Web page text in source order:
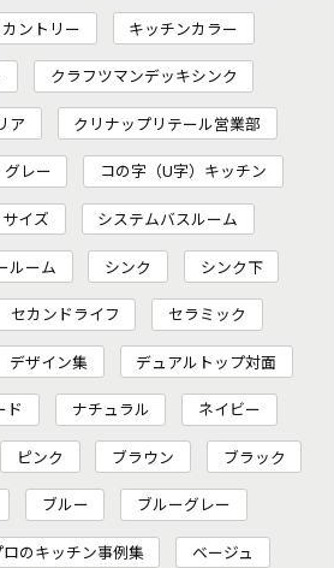
カントリー キッチンカラー
クラフツマンデッキシンク
ア クリナップリテール営業部
グレー コの字（U字）キッチン
サイズ システムバスルーム
ルーム シンク シンク下
セカンドライフ セラミック
デザイン集 デュアルトップ対面
ド ナチュラル ネイビー
ピンク ブラウン ブラック
ブルー ブルーグレー
ロのキッチン事例集 ベージュ